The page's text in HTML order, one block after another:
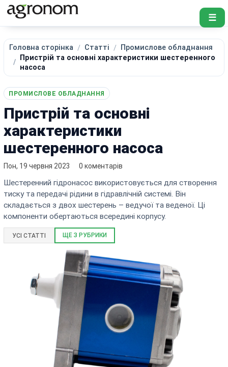
☰
Головна сторінка Статті
Промислове обладнання
Пристрій та основні характеристики шестеренного
насоса
ПРОМИСЛОВЕ ОБЛАДНАННЯ
Пристрій та основні
характеристики
шестеренного насоса
Пон, 19 червня 2023 0 коментарів
Шестеренний гідронасос використовується для створення
тиску та передачі рідини в гідравлічній системі. Він
складається з двох шестерень – ведучої та веденої. Ці
компоненти обертаються всередині корпусу.
УСІ СТАТТІ ЩЕ З РУБРИКИ